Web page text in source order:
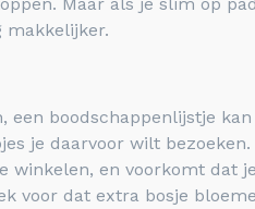
makkelijker.
boodschappenlijstje
je daarvoor wilt
en voorkomt dat
voor dat extra bosje